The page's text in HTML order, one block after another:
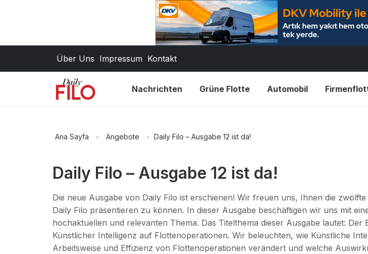
Über Uns Impressum Kontakt
Nachrichten Grüne Flotte Automobil
Ana Sayfa - Angebote - Daily Filo – Ausgabe 12 ist da!
Daily Filo – Ausgabe 12 ist da!
Die neue Ausgabe von Daily Filo ist erschienen! Wir freuen uns, Ihnen die
Daily Filo präsentieren zu können. In dieser Ausgabe beschäftigen wir uns mit
hochaktuellen und relevanten Thema. Das Titelthema dieser Ausgabe lautet: Der
Künstlicher Intelligenz auf Flottenoperationen. Wir beleuchten, wie Künstliche
Arbeitsweise und Effizienz von Flottenoperationen verändert und welche